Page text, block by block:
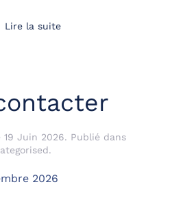
Lire la suite
19 Juin 2026. Publié dans
.
2026